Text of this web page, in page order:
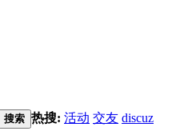
搜索 热搜: 活动 交友 discuz